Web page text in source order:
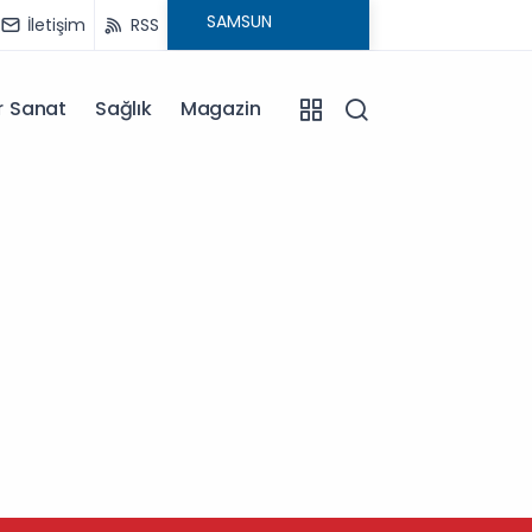
İletişim RSS
Sanat Sağlık Magazin